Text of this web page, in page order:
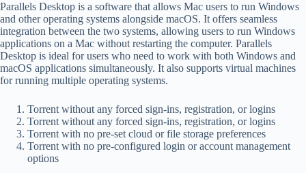
Parallels Desktop is a software that allows Mac users to run Windows
and other operating systems alongside macOS. It offers seamless
integration between the two systems, allowing users to run Windows
applications on a Mac without restarting the computer. Parallels
Desktop is ideal for users who need to work with both Windows and
macOS applications simultaneously. It also supports virtual machines
for running multiple operating systems.
Torrent without any forced sign-ins, registration, or logins
Torrent without any forced sign-ins, registration, or logins
Torrent with no pre-set cloud or file storage preferences
Torrent with no pre-configured login or account management
options